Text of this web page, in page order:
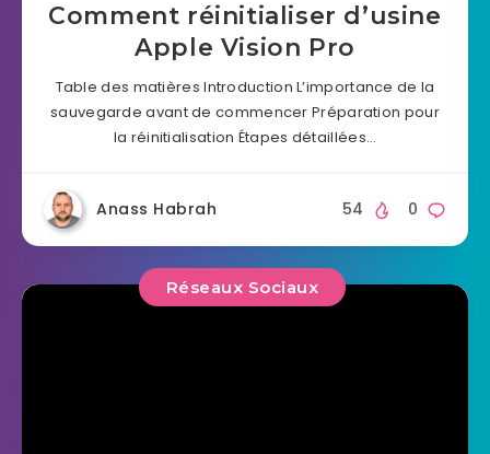
Comment réinitialiser d’usine
Apple Vision Pro
Table des matières Introduction L’importance de la
sauvegarde avant de commencer Préparation pour
la réinitialisation Étapes détaillées…
Anass Habrah 0
54
Réseaux Sociaux